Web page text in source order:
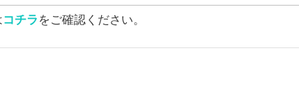
のご参加はご遠慮ください。その他周囲の不快感を生じるも
等を含みます。）
コチラをご確認ください。